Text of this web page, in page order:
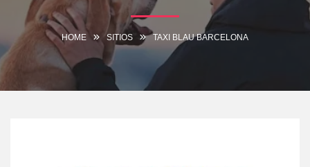
HOME SITIOS TAXI BLAU BARCELONA